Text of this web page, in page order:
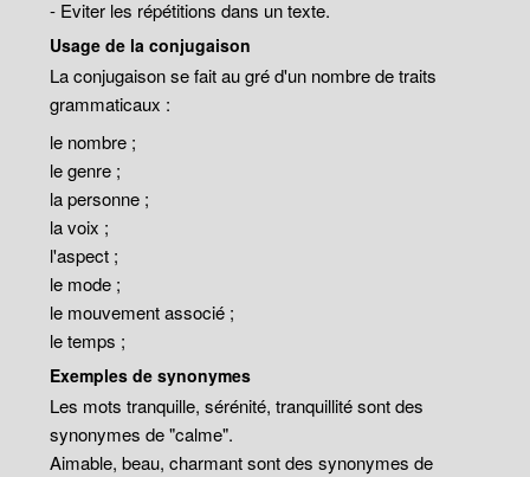
- Eviter les répétitions dans un texte.
Usage de la conjugaison
La conjugaison se fait au gré d'un nombre de traits
grammaticaux :
le nombre ;
le genre ;
la personne ;
la voix ;
l'aspect ;
le mode ;
le mouvement associé ;
le temps ;
Exemples de synonymes
Les mots tranquille, sérénité, tranquillité sont des
synonymes de "calme".
Aimable, beau, charmant sont des synonymes de